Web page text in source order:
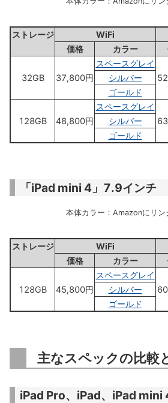
ストレージ WiFi
価格
カラー
32GB 37,800円
スペースグレイ
シルバー
ゴールド
128GB 48,800円
スペースグレイ
シルバー
ゴールド
「iPad mini 4」7.9インチ
本体カラー：Amazonにリン
ストレージ WiFi
価格
カラー
128GB 45,800円
スペースグレイ
シルバー
ゴールド
主なスペックの比較
iPad Pro、iPad、iPad mini